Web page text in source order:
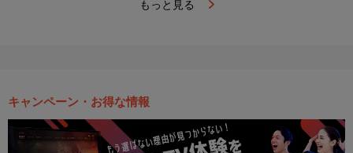
もっと見る
キャンペーン・お得な情報